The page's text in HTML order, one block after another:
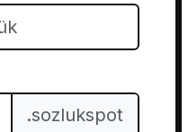
.sozlukspot